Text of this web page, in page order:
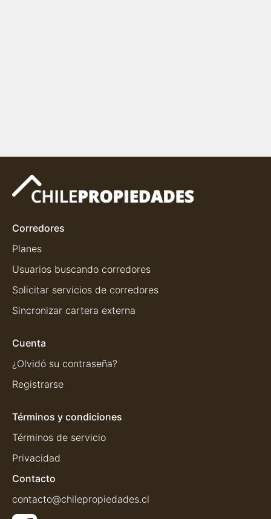
Corredores
Planes
Usuarios buscando corredores
Solicitar servicios de corredores
Sincronizar cartera externa
Cuenta
¿Olvidó su contraseña?
Registrarse
Términos y condiciones
Términos de servicio
Privacidad
Contacto
contacto@chilepropiedades.cl